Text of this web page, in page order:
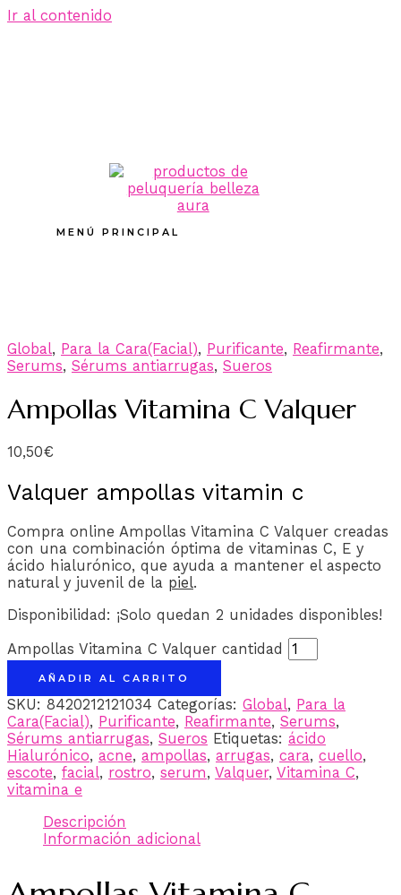
Ir al contenido
MENÚ PRINCIPAL
Global, Para la Cara(Facial), Purificante, Reafirmante,
Serums, Sérums antiarrugas, Sueros
Ampollas Vitamina C Valquer
10,50€
Valquer ampollas vitamin c
Compra online Ampollas Vitamina C Valquer creadas
con una combinación óptima de vitaminas C, E y
ácido hialurónico, que ayuda a mantener el aspecto
natural y juvenil de la piel.
Disponibilidad: ¡Solo quedan 2 unidades disponibles!
Ampollas Vitamina C Valquer cantidad
AÑADIR AL CARRITO
SKU: 8420212121034 Categorías: Global, Para la
Cara(Facial), Purificante, Reafirmante, Serums,
Sérums antiarrugas, Sueros Etiquetas: ácido
Hialurónico, acne, ampollas, arrugas, cara, cuello,
escote, facial, rostro, serum, Valquer, Vitamina C,
vitamina e
Descripción
Información adicional